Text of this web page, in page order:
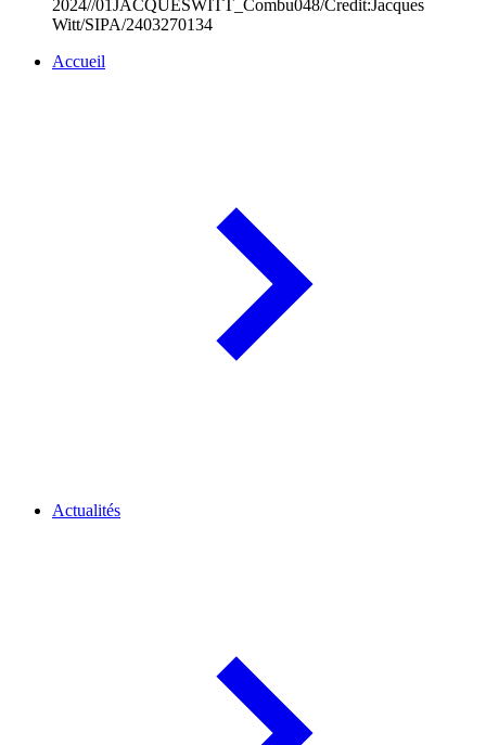
2024//01JACQUESWITT_Combu048/Credit:Jacques
Witt/SIPA/2403270134
Accueil
Actualités